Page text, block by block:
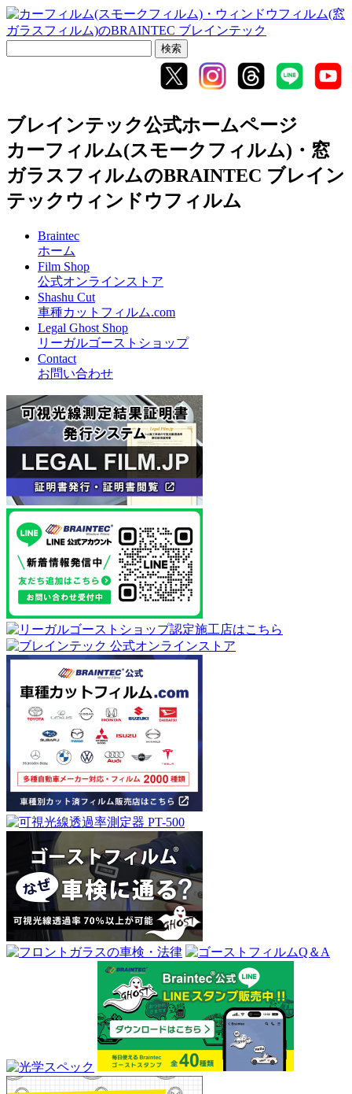
ブレインテック公式ホームページ
カーフィルム(スモークフィルム)・窓
ガラスフィルムのBRAINTEC ブレイン
テックウィンドウフィルム
Braintec
ホーム
Film Shop
公式オンラインストア
Shashu Cut
車種カットフィルム.com
Legal Ghost Shop
リーガルゴーストショップ
Contact
お問い合わせ